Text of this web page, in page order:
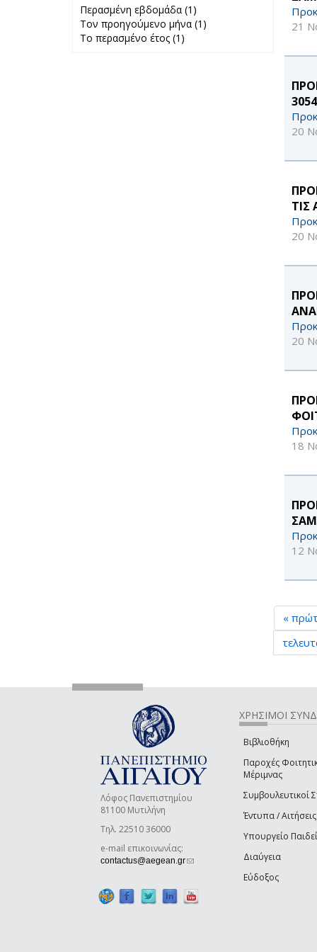
21
20
20
20
18
12
«
Περασμένη εβδομάδα (1)
Περασμένη
Τον προηγούμενο μήνα (1)
Το περασμένο έτος (1)
Λόφος Πανεπιστημίου
81100 Μυτιλήνη
Τηλ. 22510 36000
e-mail επικοινωνίας:
contactus@aegean.gr(link sends e-mail)
ΧΡΗΣΙΜΟΙ
Βιβλιοθήκη
Παροχές
Μέριμνας
Συμβουλευτικοί
Έντυπα / Αιτήσεις
Υπουργείο
Διαύγεια
Εύδοξος